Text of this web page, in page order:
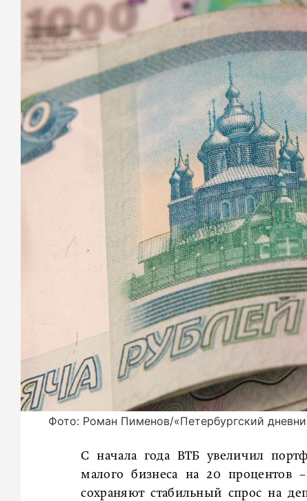
Фото: Роман Пименов/«Петербургский
С начала года ВТБ увеличил
малого бизнеса на 20 процентов
сохраняют стабильный спрос на